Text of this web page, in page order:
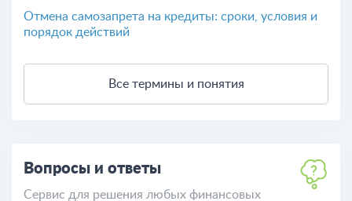
Отмена самозапрета на кредиты: сроки, условия и
порядок действий
Все термины и понятия
Вопросы и ответы
Сервис для решения любых финансовых